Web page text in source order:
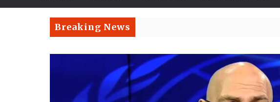
Breaking News